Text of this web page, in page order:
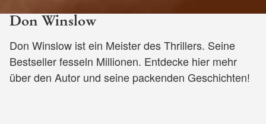
Don Winslow
Don Winslow ist ein Meister des Thrillers. Seine
Bestseller fesseln Millionen. Entdecke hier mehr
über den Autor und seine packenden Geschichten!